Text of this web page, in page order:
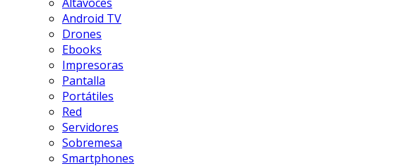
Android TV
Drones
Ebooks
Impresoras
Pantalla
Portátiles
Red
Servidores
Sobremesa
Smartphones